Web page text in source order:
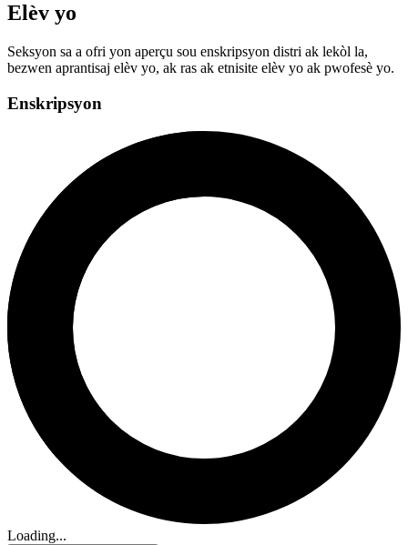
Elèv yo
Seksyon sa a ofri yon aperçu sou enskripsyon distri ak lekòl la,
bezwen aprantisaj elèv yo, ak ras ak etnisite elèv yo ak pwofesè yo.
Enskripsyon
Loading...